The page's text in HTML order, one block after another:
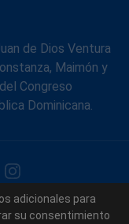
de Dios Ventura
Maimón y
Congreso
Dominicana.
de la República
reservados.
adicionales para
su consentimiento